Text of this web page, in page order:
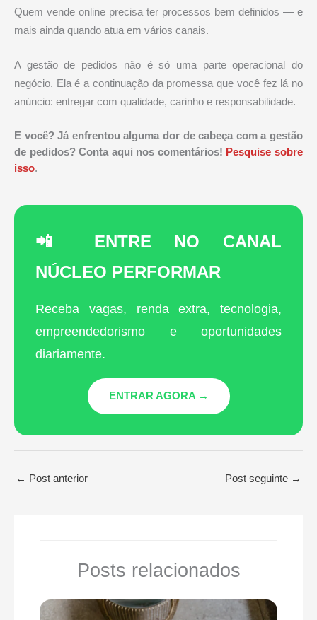
Quem vende online precisa ter processos bem definidos — e
mais ainda quando atua em vários canais.
A gestão de pedidos não é só uma parte operacional do
negócio. Ela é a continuação da promessa que você fez lá no
anúncio: entregar com qualidade, carinho e responsabilidade.
E você? Já enfrentou alguma dor de cabeça com a gestão
de pedidos? Conta aqui nos comentários! Pesquise sobre
isso.
📲 ENTRE NO CANAL
NÚCLEO PERFORMAR
Receba vagas, renda extra, tecnologia,
empreendedorismo e oportunidades
diariamente.
ENTRAR AGORA →
← Post anterior Post seguinte →
Posts relacionados